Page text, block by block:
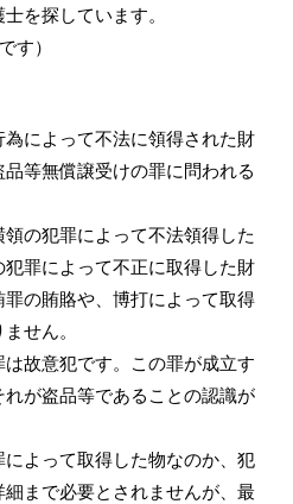
を探しています。
す）
によって不法に領得された財
等無償譲受けの罪に問われる
の犯罪によって不法領得した
罪によって不正に取得した財
の賄賂や、博打によって取得
せん。
故意犯です。この罪が成立す
が盗品等であることの認識が
よって取得した物なのか、犯
まで必要とされませんが、最